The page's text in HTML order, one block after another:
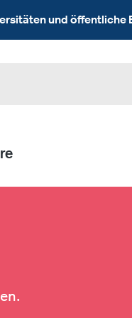
und öffentliche